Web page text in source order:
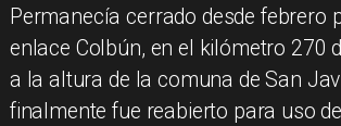
Permanecía cerrado desde febrero
enlace Colbún, en el kilómetro 270
a la altura de la comuna de San
finalmente fue reabierto para uso